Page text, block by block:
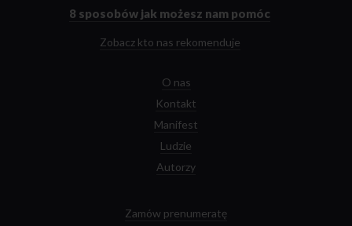
8 sposobów jak możesz nam pomóc
Zobacz kto nas rekomenduje
O nas
Kontakt
Manifest
Ludzie
Autorzy
Zamów prenumeratę